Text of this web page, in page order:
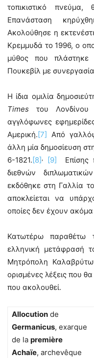
τοπικιστικό
Επανάσταση
Ακολούθησε η
Κρεμμυδά το 1996, ο
μύθος που
Πουκεβίλ με
Η ίδια ομιλία
Times του
αγγλόφωνες
Αμερική. [7] Από
άλλη μία δημοσίευση
6-1821. [8] [9] Επίσης
διεθνών
εκδόθηκε στη Γαλλία
αποκλείεται να
οποίες δεν έχουν ακόμα
Κατωτέρω παραθέτω
ελληνική μετάφρασή
Μητρόπολη
ορισμένες λέξεις που
που ακολουθεί.
Allocution de
Germanicus, exarque
de la première
Achaïe, archevêque